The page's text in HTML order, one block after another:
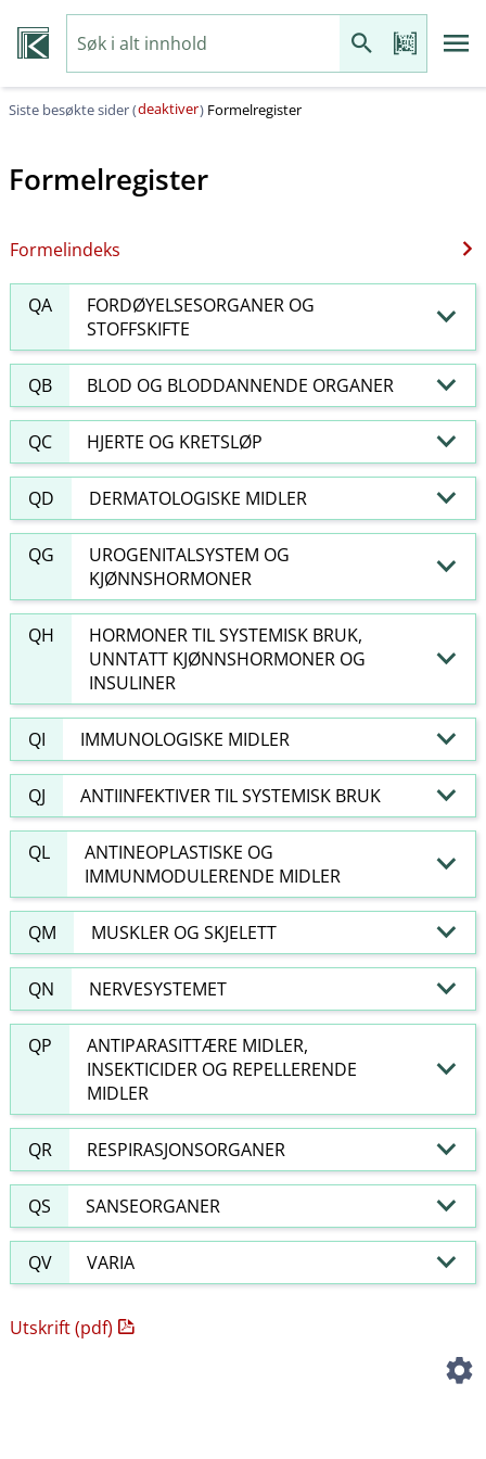
Siste besøkte sider (deaktiver) Formelregister
Formelregister
Formelindeks
QA
FORDØYELSESORGANER OG
STOFFSKIFTE
QB BLOD OG BLODDANNENDE ORGANER
QC HJERTE OG KRETSLØP
QD DERMATOLOGISKE MIDLER
QG
UROGENITALSYSTEM OG
KJØNNSHORMONER
QH
HORMONER TIL SYSTEMISK BRUK,
UNNTATT KJØNNSHORMONER OG
INSULINER
QI IMMUNOLOGISKE MIDLER
QJ ANTIINFEKTIVER TIL SYSTEMISK BRUK
QL
ANTINEOPLASTISKE OG
IMMUNMODULERENDE MIDLER
QM MUSKLER OG SKJELETT
QN NERVESYSTEMET
QP
ANTIPARASITTÆRE MIDLER,
INSEKTICIDER OG REPELLERENDE
MIDLER
QR RESPIRASJONSORGANER
QS SANSEORGANER
QV VARIA
Utskrift (pdf)